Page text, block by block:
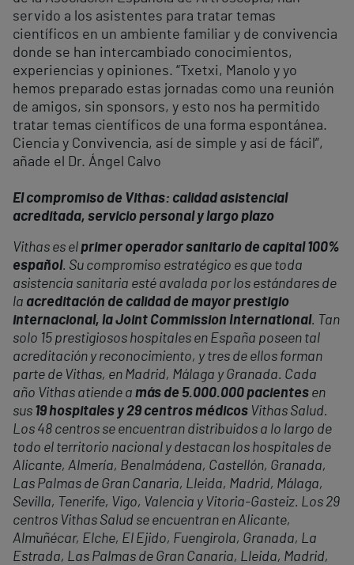
servido a los asistentes para tratar temas
científicos en un ambiente familiar y de convivencia
donde se han intercambiado conocimientos,
experiencias y opiniones. “Txetxi, Manolo y yo
hemos preparado estas jornadas como una reunión
de amigos, sin sponsors, y esto nos ha permitido
tratar temas científicos de una forma espontánea.
Ciencia y Convivencia, así de simple y así de fácil”,
añade el Dr. Ángel Calvo
El compromiso de Vithas: calidad asistencial
acreditada, servicio personal y largo plazo
Vithas es el primer operador sanitario de capital 100%
español. Su compromiso estratégico es que toda
asistencia sanitaria esté avalada por los estándares de
la acreditación de calidad de mayor prestigio
internacional, la Joint Commission International. Tan
solo 15 prestigiosos hospitales en España poseen tal
acreditación y reconocimiento, y tres de ellos forman
parte de Vithas, en Madrid, Málaga y Granada. Cada
año Vithas atiende a más de 5.000.000 pacientes en
sus 19 hospitales y 29 centros médicos Vithas Salud.
Los 48 centros se encuentran distribuidos a lo largo de
todo el territorio nacional y destacan los hospitales de
Alicante, Almería, Benalmádena, Castellón, Granada,
Las Palmas de Gran Canaria, Lleida, Madrid, Málaga,
Sevilla, Tenerife, Vigo, Valencia y Vitoria-Gasteiz. Los 29
centros Vithas Salud se encuentran en Alicante,
Almuñécar, Elche, El Ejido, Fuengirola, Granada, La
Estrada, Las Palmas de Gran Canaria, Lleida, Madrid,